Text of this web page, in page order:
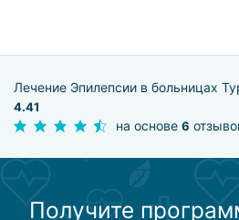
Лечение Эпилепсии в больницах
4.41
на основе 6
Получите